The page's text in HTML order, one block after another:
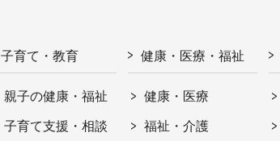
子育て・教育
親子の健康・福祉
子育て支援・相談
健康・医療・福祉
健康・医療
福祉・介護